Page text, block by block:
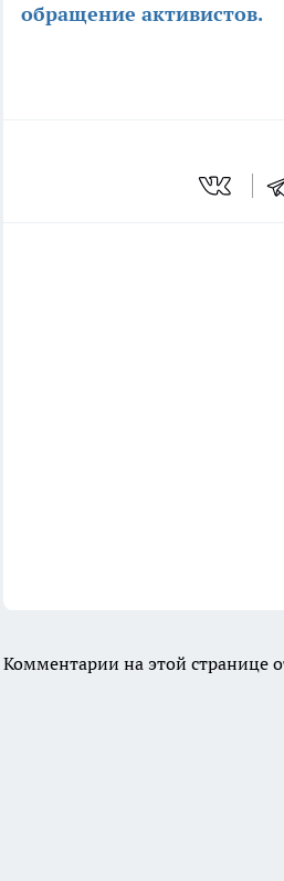
обращение активистов.
Комментарии на этой странице